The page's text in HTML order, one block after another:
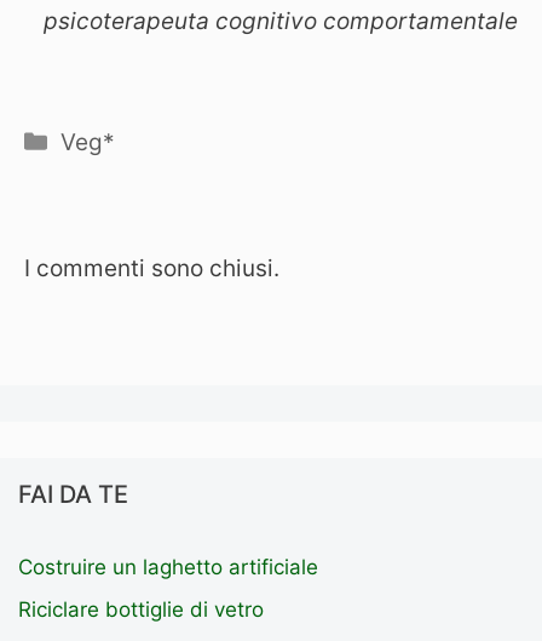
psicoterapeuta cognitivo comportamentale
Categorie
Veg*
I commenti sono chiusi.
FAI DA TE
Costruire un laghetto artificiale
Riciclare bottiglie di vetro